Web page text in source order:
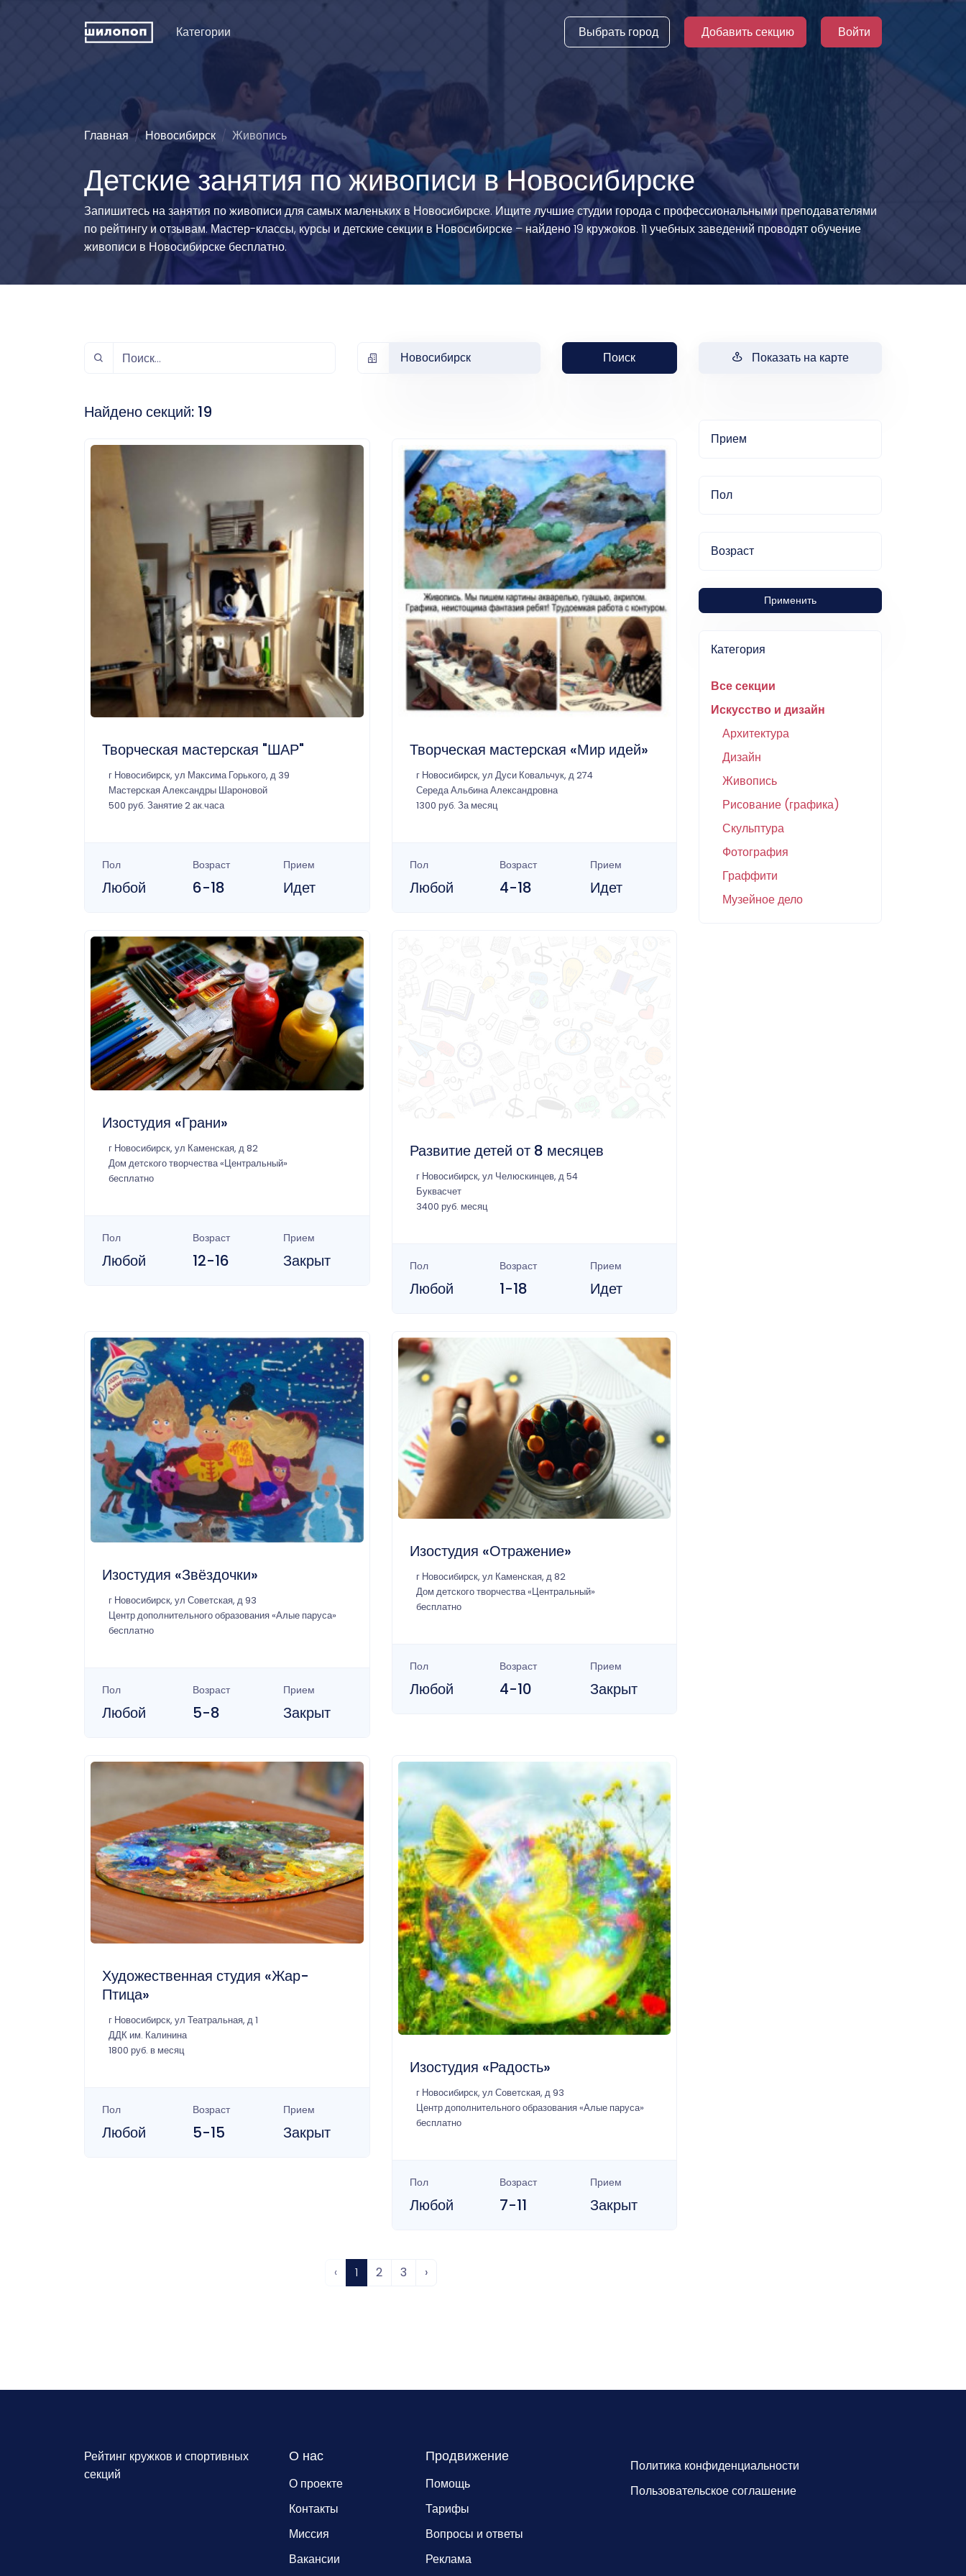
Категории
Иностранные языки
Развитие интеллекта
Информационные
История и традиции
Хореография (танцы)
Зрелищные искусства
Познавательные
развлечения
Естественные науки
Люди и животные
Эстетические виды
спорта
Единоборства
игровой спорт
Физкультура
рождения
Мода и стиль
Туризм
Технические виды
спорта
Силовой спорт
Водные виды спорта
Легкая атлетика и
Выбрать город Добавить секцию Войти
Главная Новосибирск Живопись
Детские занятия по живописи в Новосибирске
Запишитесь на занятия по живописи для самых маленьких в Новосибирске. Ищите лучшие студии города с профессиональными преподавателями
по рейтингу и отзывам. Мастер-классы, курсы и детские секции в Новосибирске – найдено 19 кружоков. 11 учебных заведений проводят обучение
живописи в Новосибирске бесплатно.
Новосибирск Поиск Показать на карте
Прием
Пол
Возраст
Применить
Категория
Все секции
Искусство и дизайн
Архитектура
Дизайн
Живопись
Рисование (графика)
Скульптура
Фотография
Граффити
Музейное дело
Найдено секций: 19
Творческая мастерская "ШАР"
г Новосибирск, ул Максима Горького, д 39
Мастерская Александры Шароновой
500 руб. Занятие 2 ак.часа
Пол
Любой
Возраст
6-18
Прием
Идет
Творческая мастерская «Мир идей»
г Новосибирск, ул Дуси Ковальчук, д 274
Середа Альбина Александровна
1300 руб. За месяц
Пол
Любой
Возраст
4-18
Прием
Идет
Изостудия «Грани»
г Новосибирск, ул Каменская, д 82
Дом детского творчества «Центральный»
бесплатно
Пол
Любой
Возраст
12-16
Прием
Закрыт
Развитие детей от 8 месяцев
г Новосибирск, ул Челюскинцев, д 54
Буквасчет
3400 руб. месяц
Пол
Любой
Возраст
1-18
Прием
Идет
Изостудия «Звёздочки»
г Новосибирск, ул Советская, д 93
Центр дополнительного образования «Алые паруса»
бесплатно
Пол
Любой
Возраст
5-8
Прием
Закрыт
Изостудия «Отражение»
г Новосибирск, ул Каменская, д 82
Дом детского творчества «Центральный»
бесплатно
Пол
Любой
Возраст
4-10
Прием
Закрыт
Художественная студия «Жар-
Птица»
г Новосибирск, ул Театральная, д 1
ДДК им. Калинина
1800 руб. в месяц
Пол
Любой
Возраст
5-15
Прием
Закрыт
Изостудия «Радость»
г Новосибирск, ул Советская, д 93
Центр дополнительного образования «Алые паруса»
бесплатно
Пол
Любой
Возраст
7-11
Прием
Закрыт
‹ 1 2 3 ›
Рейтинг кружков и спортивных
секций
О нас
О проекте
Контакты
Миссия
Вакансии
Продвижение
Помощь
Тарифы
Вопросы и ответы
Реклама
Политика конфиденциальности
Пользовательское соглашение